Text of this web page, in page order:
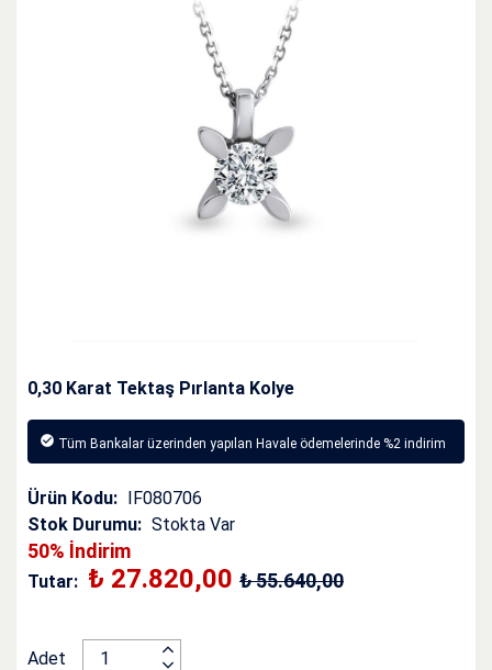
0,30 Karat Tektaş Pırlanta Kolye
Tüm Bankalar üzerinden yapılan Havale ödemelerinde %2 indirim
Ürün Kodu: IF080706
Stok Durumu: Stokta Var
50% İndirim
Tutar: ₺ 27.820,00 ₺ 55.640,00
Adet